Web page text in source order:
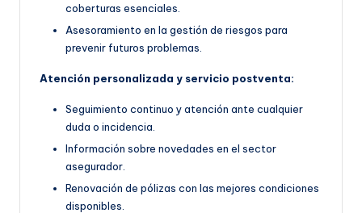
coberturas esenciales.
Asesoramiento en la gestión de riesgos para
prevenir futuros problemas.
Atención personalizada y servicio postventa:
Seguimiento continuo y atención ante cualquier
duda o incidencia.
Información sobre novedades en el sector
asegurador.
Renovación de pólizas con las mejores condiciones
disponibles.